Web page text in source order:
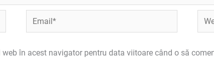
Email*
în acest navigator pentru data viitoare când o să